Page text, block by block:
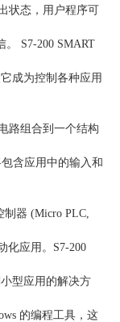
状态，用户程序可
S7-200 SMART
成为控制各种应用
路组合到一个结构
含应用中的输入和
制器 (Micro PLC,
化应用。S7-200
型应用的解决方
的编程工具，这